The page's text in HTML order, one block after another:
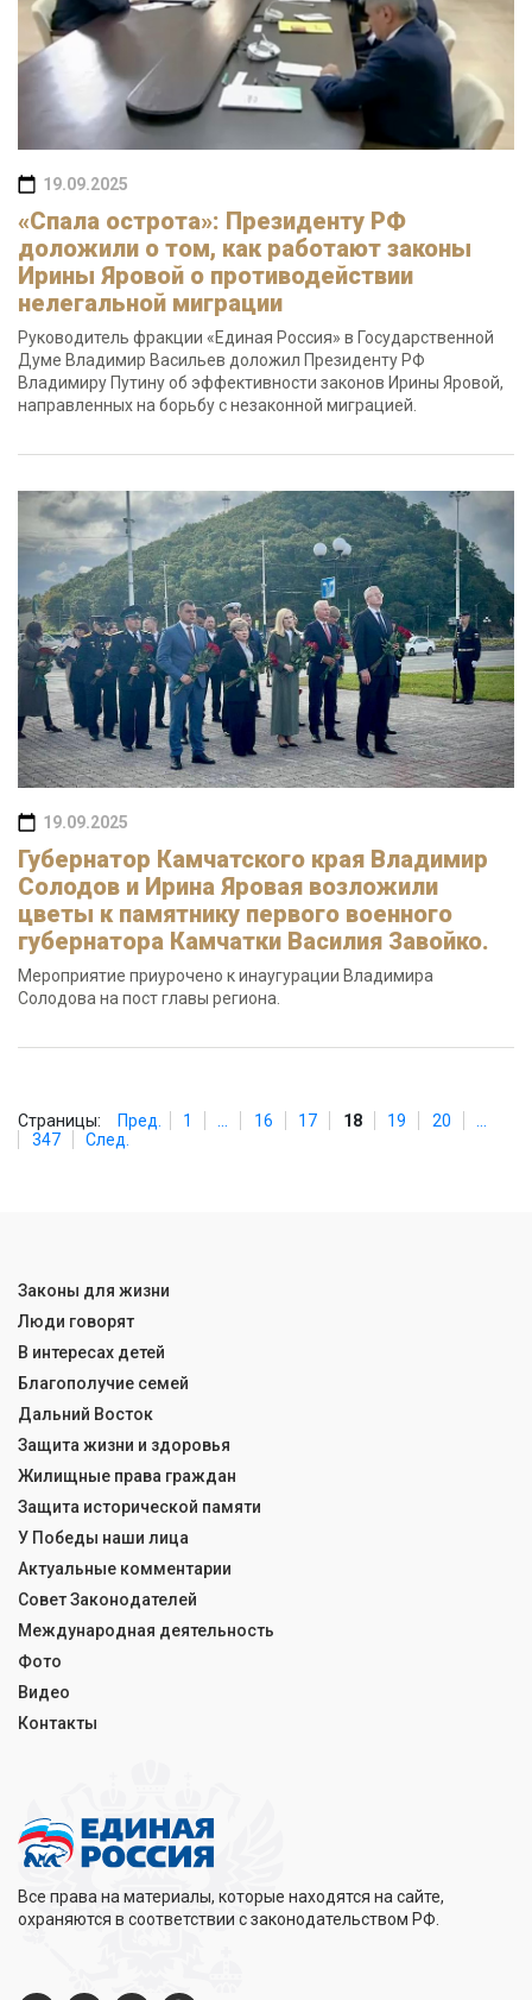
19.09.2025
«Спала острота»: Президенту РФ
доложили о том, как работают законы
Ирины Яровой о противодействии
нелегальной миграции
Руководитель фракции «Единая Россия» в Государственной
Думе Владимир Васильев доложил Президенту РФ
Владимиру Путину об эффективности законов Ирины Яровой,
направленных на борьбу с незаконной миграцией.
19.09.2025
Губернатор Камчатского края Владимир
Солодов и Ирина Яровая возложили
цветы к памятнику первого военного
губернатора Камчатки Василия Завойко.
Мероприятие приурочено к инаугурации Владимира
Солодова на пост главы региона.
Страницы: Пред. 1 16 17 18 19 20
347
След.
Все права на материалы, которые находятся на сайте,
охраняются в соответствии с законодательством РФ.
Законы для жизни
Люди говорят
В интересах детей
Благополучие семей
Дальний Восток
Защита жизни и здоровья
Жилищные права граждан
Защита исторической памяти
У Победы наши лица
Актуальные комментарии
Совет Законодателей
Международная деятельность
Фото
Видео
Контакты